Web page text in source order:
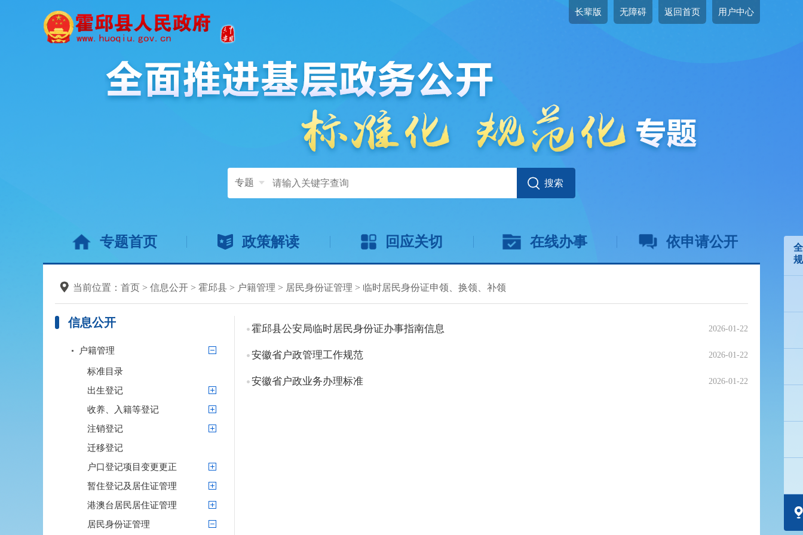
长辈版 无障碍 返回首页 用户中心
专题
专题首页 政策解读 回应关切 在线办事 依申请公开
当前位置： 首页 > 信息公开 > 霍邱县 > 户籍管理 > 居民身份证管理 > 临时居民身份证申领、换领、补领
信息公开
户籍管理
标准目录
出生登记
收养、入籍等登记
注销登记
迁移登记
户口登记项目变更更正
暂住登记及居住证管理
港澳台居民居住证管理
居民身份证管理
2026-01-22
霍邱县公安局临时居民身份证办事指南信息
2026-01-22
安徽省户政管理工作规范
2026-01-22
安徽省户政业务办理标准